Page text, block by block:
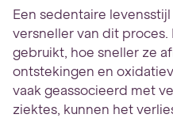
Een sedentaire
versneller van dit
gebruikt, hoe sneller ze
ontstekingen en
vaak geassocieerd met
ziektes, kunnen het